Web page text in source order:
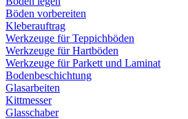
Böden vorbereiten
Kleberauftrag
Werkzeuge für Teppichböden
Werkzeuge für Hartböden
Werkzeuge für Parkett und Laminat
Bodenbeschichtung
Glasarbeiten
Kittmesser
Glasschaber